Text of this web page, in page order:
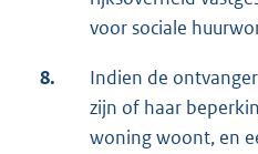
voor sociale
8.
Indien de
zijn of haar
woning woont, en